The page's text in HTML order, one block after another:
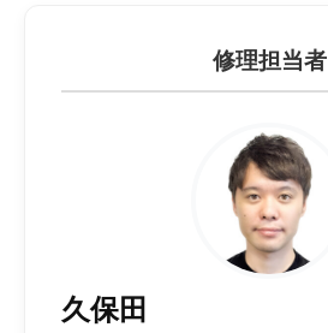
修理担当者
久保田